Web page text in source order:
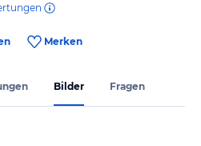
Merken
Bilder Fragen